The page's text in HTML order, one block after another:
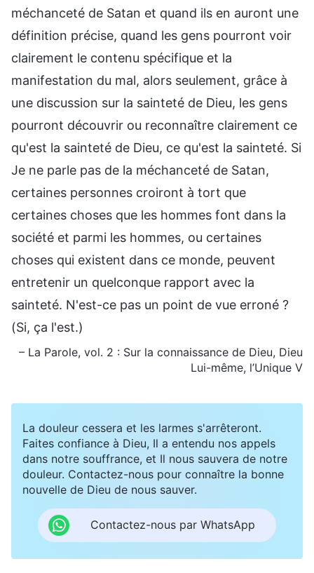
méchanceté de Satan et quand ils en auront une
définition précise, quand les gens pourront voir
clairement le contenu spécifique et la
manifestation du mal, alors seulement, grâce à
une discussion sur la sainteté de Dieu, les gens
pourront découvrir ou reconnaître clairement ce
qu'est la sainteté de Dieu, ce qu'est la sainteté. Si
Je ne parle pas de la méchanceté de Satan,
certaines personnes croiront à tort que
certaines choses que les hommes font dans la
société et parmi les hommes, ou certaines
choses qui existent dans ce monde, peuvent
entretenir un quelconque rapport avec la
sainteté. N'est-ce pas un point de vue erroné ?
(Si, ça l'est.)
– La Parole, vol. 2 : Sur la connaissance de Dieu, Dieu
Lui-même, l’Unique V
La douleur cessera et les larmes s'arrêteront.
Faites confiance à Dieu, Il a entendu nos appels
dans notre souffrance, et Il nous sauvera de notre
douleur. Contactez-nous pour connaître la bonne
nouvelle de Dieu de nous sauver.
Contactez-nous par WhatsApp